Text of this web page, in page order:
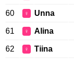
60 ♀ Unna
61 ♀ Alina
62 ♀ Tiina